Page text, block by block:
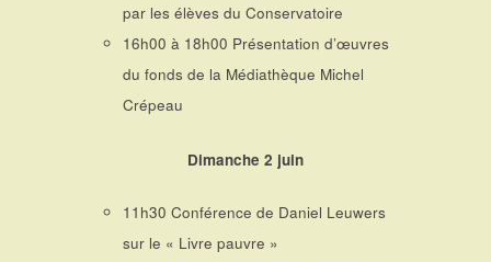
par les élèves du Conservatoire
16h00 à 18h00 Présentation d’œuvres
du fonds de la Médiathèque Michel
Crépeau
Dimanche 2 juin
11h30 Conférence de Daniel Leuwers
sur le « Livre pauvre »